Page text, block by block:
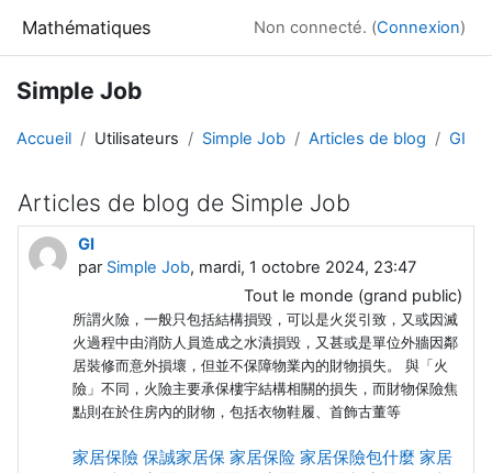
Mathématiques Non connecté. (Connexion)
Simple Job
Accueil Utilisateurs Simple Job Articles de blog GI
Articles de blog de Simple Job
GI
par Simple Job, mardi, 1 octobre 2024, 23:47
Tout le monde (grand public)
所謂火險，一般只包括結構損毀，可以是火災引致，又或因滅
火過程中由消防人員造成之水漬損毀，又甚或是單位外牆因鄰
居裝修而意外損壞，但並不保障物業內的財物損失。 與「火
險」不同，火險主要承保樓宇結構相關的損失，而財物保險焦
點則在於住房內的財物，包括衣物鞋履、首飾古董等
家居保險 保誠家居保 家居保险 家居保險包什麼 家居